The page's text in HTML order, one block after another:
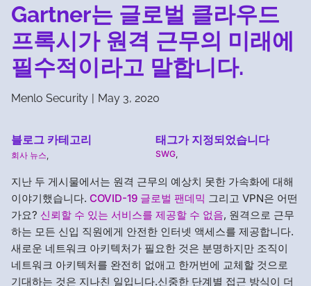
Gartner는 글로벌 클라우드
프록시가 원격 근무의 미래에
필수적이라고 말합니다.
Menlo Security | May 3, 2020
블로그 카테고리
회사 뉴스
태그가 지정되었습니다
SWG
지난 두 게시물에서는 원격 근무의 예상치 못한 가속화에 대해
이야기했습니다. COVID-19 글로벌 팬데믹 그리고 VPN은 어떤
가요? 신뢰할 수 있는 서비스를 제공할 수 없음, 원격으로 근무
하는 모든 신입 직원에게 안전한 인터넷 액세스를 제공합니다.
새로운 네트워크 아키텍처가 필요한 것은 분명하지만 조직이
네트워크 아키텍처를 완전히 없애고 한꺼번에 교체할 것으로
기대하는 것은 지나친 일입니다.신중한 단계별 접근 방식이 더